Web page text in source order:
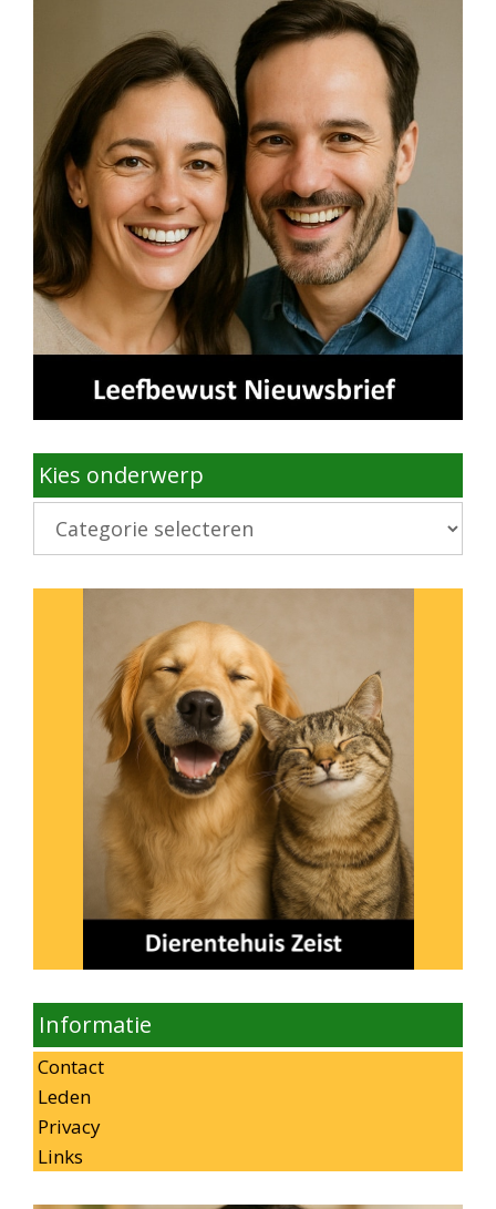
Kies onderwerp
Kies
onderwerp
Informatie
Contact
Leden
Privacy
Links